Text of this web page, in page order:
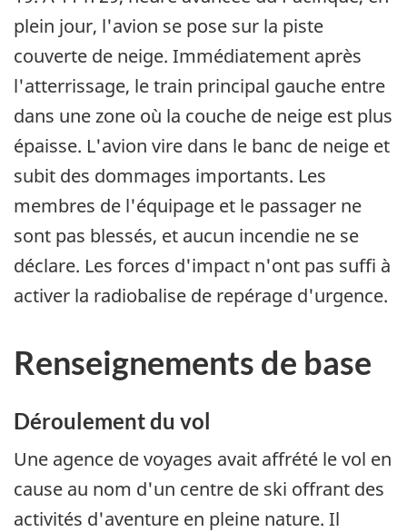
plein jour, l'avion se pose sur la piste
couverte de neige. Immédiatement après
l'atterrissage, le train principal gauche entre
dans une zone où la couche de neige est plus
épaisse. L'avion vire dans le banc de neige et
subit des dommages importants. Les
membres de l'équipage et le passager ne
sont pas blessés, et aucun incendie ne se
déclare. Les forces d'impact n'ont pas suffi à
activer la radiobalise de repérage d'urgence.
Renseignements de base
Déroulement du vol
Une agence de voyages avait affrété le vol en
cause au nom d'un centre de ski offrant des
activités d'aventure en pleine nature. Il